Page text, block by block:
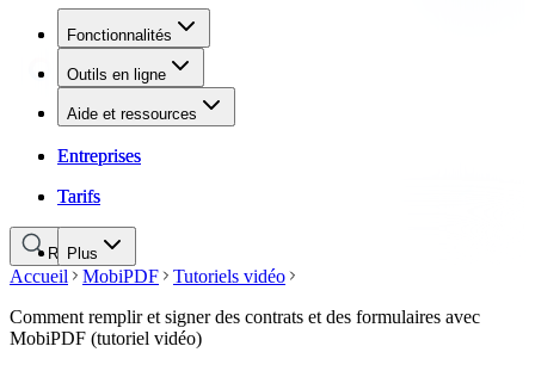
Fonctionnalités
Outils en ligne
Aide et ressources
Entreprises
Tarifs
Plus
Fonctionnalités
Outils en ligne
Aide et ressources
Entreprises
Tarifs
Rechercher
Accueil MobiPDF
Tutoriels vidéo
Comment remplir et signer des contrats et des formulaires avec
MobiPDF (tutoriel vidéo)